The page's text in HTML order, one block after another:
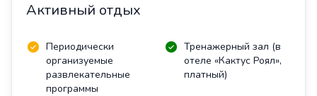
Активный отдых
Периодически
организуемые
развлекательные
программы
Тренажерный зал (в
отеле «Кактус Роял»,
платный)